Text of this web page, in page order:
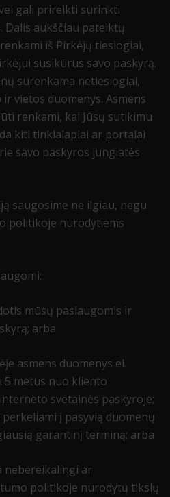
gali prireikti surinkti
Dalis aukščiau pateiktų
iš Pirkėjų tiesiogiai,
susikūrus savo paskyrą.
surenkama netiesiogiai,
vietos duomenys. Asmens
renkami, kai Jūsų sutikimu
kiti tinklalapiai ar portalai
savo paskyros jungiatės
saugosime ne ilgiau, negu
politikoje nurodytiems
mūsų paslaugomis ir
arba
asmens duomenys el.
metus nuo kliento
svetainės paskyroje;
į pasyvią duomenų
garantinį terminą; arba
nebereikalingi ar
politikoje nurodytų tikslų